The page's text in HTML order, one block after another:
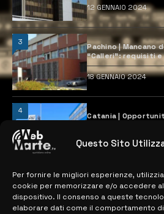
Questo Sito
Per fornire le migliori esperienze,
cookie per memorizzare e/o accedere
dispositivo. Il consenso a queste
elaborare dati come il comportamento di
12 GENNAIO 2024
3
Pachino | Mancano
“Calleri”: requisiti
18 GENNAIO 2024
4
Catania |
28 MARZO 2024
MAPPA DEL SITO